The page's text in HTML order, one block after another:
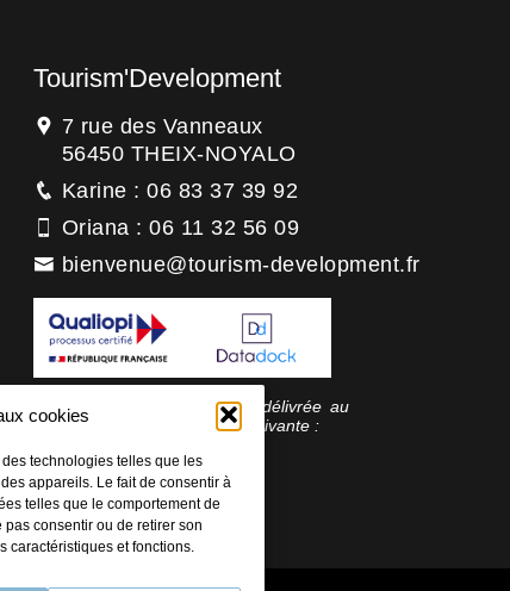
cookies
technologies telles que les
appareils. Le fait de consentir à
telles que le comportement de
consentir ou de retirer son
caractéristiques et fonctions.
Tourism'Development
7 rue des Vanneaux
56450 THEIX-NOYALO
Karine : 06 83 37 39 92
Oriana : 06 11 32 56 09
bienvenue@tourism-development.fr
La certification qualité a été délivrée au
titre de la catégorie d’action suivante :